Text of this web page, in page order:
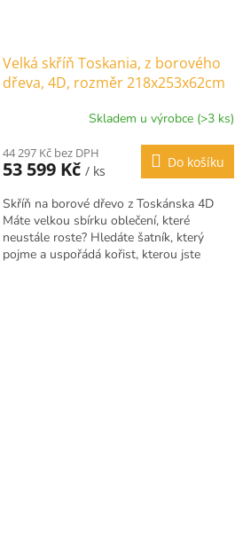
Velká skříň Toskania, z borového
dřeva, 4D, rozměr 218x253x62cm
Skladem u výrobce (>3 ks)
44 297 Kč bez DPH
53 599 Kč / ks
Do košíku
Skříň na borové dřevo z Toskánska 4D
Máte velkou sbírku oblečení, které
neustále roste? Hledáte šatník, který
pojme a uspořádá kořist, kterou jste